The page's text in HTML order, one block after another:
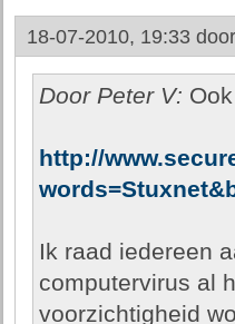
18-07-2010, 19:33 door
Door Peter V:
http://
Ik raad iedereen
computervirus al
voorzichtigheid